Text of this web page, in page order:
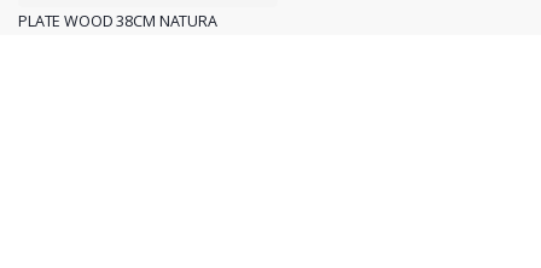
PLATE WOOD 38CM NATURA